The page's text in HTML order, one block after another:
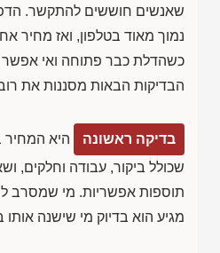
שאנשים חוששים להתקשר.
נמוך מאוד בטלפון, ואז מחיר
כשהדלת כבר פתוחה ואי אפשר
הבדיקות הבאות מסננות את
בדיקה ראשונה
היא המחיר
שכולל ביקור, עבודה וחלקים,
תוספות אפשריות. מי שמסרב
מגיע הוא בדיוק מי שישנה